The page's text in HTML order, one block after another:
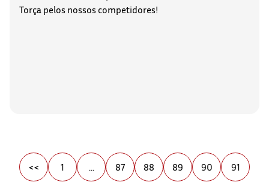
Torça pelos nossos competidores!
<< 1 ... 87 88 89 90 91